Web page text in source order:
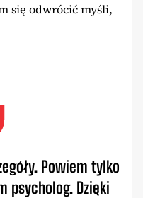
się odwrócić myśli,
Powiem tylko
psycholog. Dzięki